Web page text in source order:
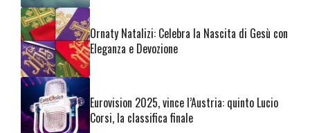
Ornaty Natalizi: Celebra la Nascita di Gesù con
Eleganza e Devozione
Eurovision 2025, vince l’Austria: quinto Lucio
Corsi, la classifica finale